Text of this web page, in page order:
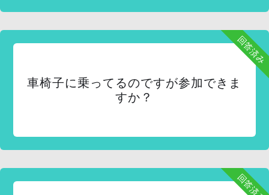
回答済み
車椅子に乗ってるのですが参加できま
すか？
回答済み